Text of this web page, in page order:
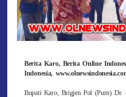
Berita Karo, Berita Online
Indonesia,
Bupati Karo, Brigjen Pol (Purn) Dr.